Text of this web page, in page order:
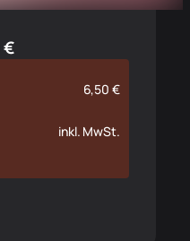
€
6,50€
inkl. MwSt.